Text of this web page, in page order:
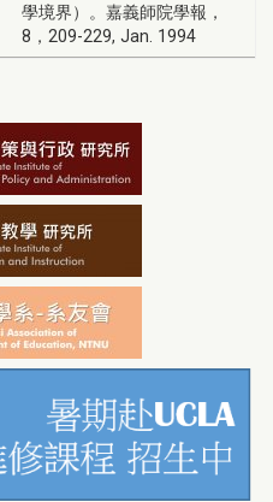
學境界）。嘉義師院學報，
8，209-229, Jan. 1994